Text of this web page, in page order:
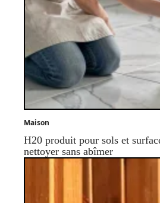
Maison
H20 produit pour sols et
nettoyer sans abîmer